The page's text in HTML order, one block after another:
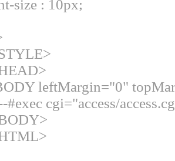
size : 10px;
leftMargin="0"
#exec cgi="access/